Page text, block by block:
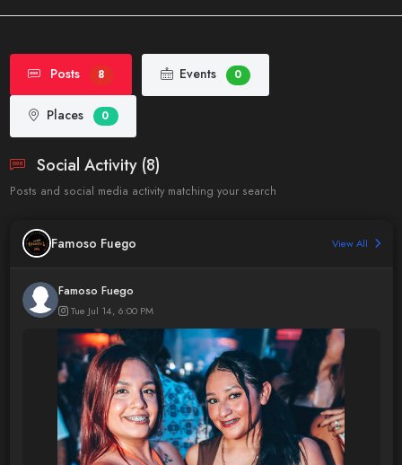
Posts 8 Events 0
Places 0
Social Activity (8)
Posts and social media activity matching your search
Famoso Fuego View All
Famoso Fuego
Tue Jul 14, 6:00 PM